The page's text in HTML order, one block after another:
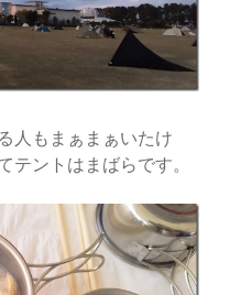
人もまぁまぁいたけ
テントはまばらです。